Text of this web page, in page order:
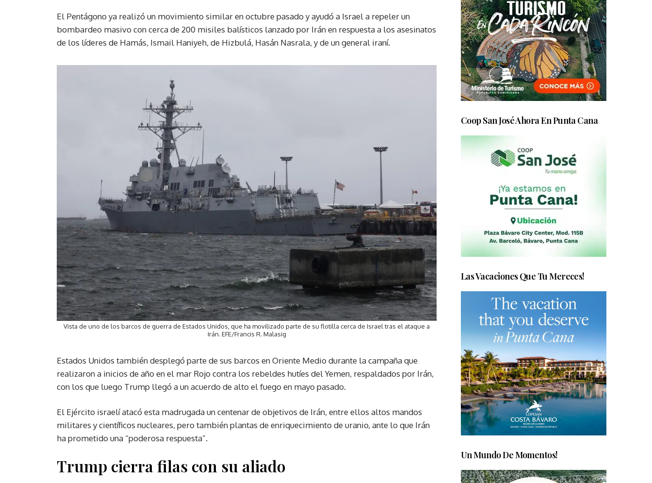
El Pentágono ya realizó un movimiento similar en octubre pasado y ayudó a Israel a repeler un
bombardeo masivo con cerca de 200 misiles balísticos lanzado por Irán en respuesta a los asesinatos
de los líderes de Hamás, Ismail Haniyeh, de Hizbulá, Hasán Nasrala, y de un general iraní.
Vista de uno de los barcos de guerra de Estados Unidos, que ha movilizado parte de su flotilla cerca de Israel tras el ataque a
Irán. EFE/Francis R. Malasig
Estados Unidos también desplegó parte de sus barcos en Oriente Medio durante la campaña que
realizaron a inicios de año en el mar Rojo contra los rebeldes hutíes del Yemen, respaldados por Irán,
con los que luego Trump llegó a un acuerdo de alto el fuego en mayo pasado.
El Ejército israelí atacó esta madrugada un centenar de objetivos de Irán, entre ellos altos mandos
militares y científicos nucleares, pero también plantas de enriquecimiento de uranio, ante lo que Irán
ha prometido una “poderosa respuesta”.
Trump cierra filas con su aliado
Coop San José Ahora En Punta Cana
Las Vacaciones Que Tu Mereces!
Un Mundo De Momentos!